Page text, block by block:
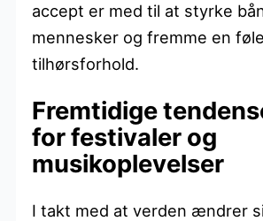
accept er med til at styrke
mennesker og fremme en
tilhørsforhold.
Fremtidige
for festivaler og
musikoplevelser
I takt med at verden ændrer